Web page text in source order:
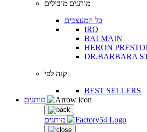
מותגים מובילים
כל המעצבים
IRO
BALMAIN
HERON
DR.BARBARA
קנה לפי
BEST SELLERS
מותגים